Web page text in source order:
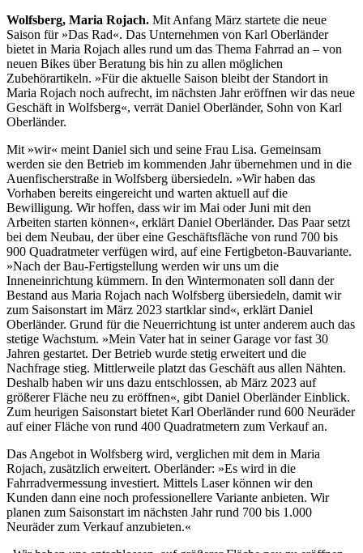
Wolfsberg, Maria Rojach. Mit Anfang März startete die neue
Saison für »Das Rad«. Das Unternehmen von Karl Oberländer
bietet in Maria Rojach alles rund um das Thema Fahrrad an – von
neuen Bikes über Beratung bis hin zu allen möglichen
Zubehörartikeln. »Für die aktuelle Saison bleibt der Standort in
Maria Rojach noch aufrecht, im nächsten Jahr eröffnen wir das neue
Geschäft in Wolfsberg«, verrät Daniel Oberländer, Sohn von Karl
Oberländer.
Mit »wir« meint Daniel sich und seine Frau Lisa. Gemeinsam
werden sie den Betrieb im kommenden Jahr übernehmen und in die
Auenfischerstraße in Wolfsberg übersiedeln. »Wir haben das
Vorhaben bereits eingereicht und warten aktuell auf die
Bewilligung. Wir hoffen, dass wir im Mai oder Juni mit den
Arbeiten starten können«, erklärt Daniel Oberländer. Das Paar setzt
bei dem Neubau, der über eine Geschäftsfläche von rund 700 bis
900 Quadratmeter verfügen wird, auf eine Fertigbeton-Bauvariante.
»Nach der Bau-Fertigstellung werden wir uns um die
Inneneinrichtung kümmern. In den Wintermonaten soll dann der
Bestand aus Maria Rojach nach Wolfsberg übersiedeln, damit wir
zum Saisonstart im März 2023 startklar sind«, erklärt Daniel
Oberländer. Grund für die Neuerrichtung ist unter anderem auch das
stetige Wachstum. »Mein Vater hat in seiner Garage vor fast 30
Jahren gestartet. Der Betrieb wurde stetig erweitert und die
Nachfrage stieg. Mittlerweile platzt das Geschäft aus allen Nähten.
Deshalb haben wir uns dazu entschlossen, ab März 2023 auf
größerer Fläche neu zu eröffnen«, gibt Daniel Oberländer Einblick.
Zum heurigen Saisonstart bietet Karl Oberländer rund 600 Neuräder
auf einer Fläche von rund 400 Quadratmetern zum Verkauf an.
Das Angebot in Wolfsberg wird, verglichen mit dem in Maria
Rojach, zusätzlich erweitert. Oberländer: »Es wird in die
Fahrradvermessung investiert. Mittels Laser können wir den
Kunden dann eine noch professionellere Variante anbieten. Wir
planen zum Saisonstart im nächsten Jahr rund 700 bis 1.000
Neuräder zum Verkauf anzubieten.«